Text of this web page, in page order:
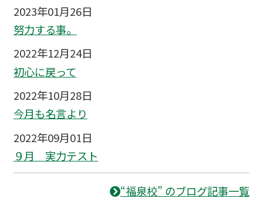
2023年01月26日
努力する事。
2022年12月24日
初心に戻って
2022年10月28日
今月も名言より
2022年09月01日
９月 実力テスト
“福泉校” のブログ記事一覧